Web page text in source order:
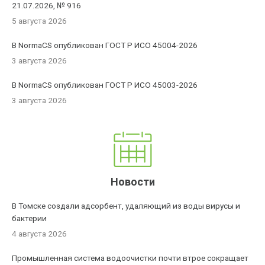
21.07.2026, № 916
5 августа 2026
В NormaCS опубликован ГОСТ Р ИСО 45004-2026
3 августа 2026
В NormaCS опубликован ГОСТ Р ИСО 45003-2026
3 августа 2026
Новости
В Томске создали адсорбент, удаляющий из воды вирусы и
бактерии
4 августа 2026
Промышленная система водоочистки почти втрое сокращает